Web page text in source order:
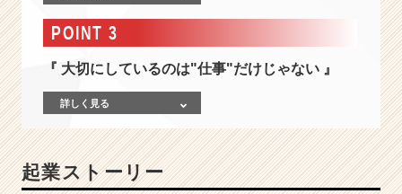
し
全
メ
バ
が
や
POINT 3
『 大切にしているのは"仕事"だけじゃない 』
詳しく見る
起業ストーリー